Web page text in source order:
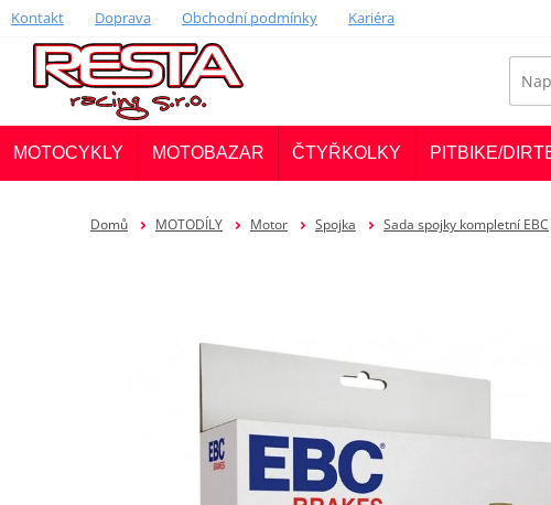
Kontakt Doprava Obchodní podmínky Kariéra
MOTOCYKLY MOTOBAZAR ČTYŘKOLKY PITBIKE/
Domů MOTODÍLY Motor Spojka Sada spojky kompletní EBC